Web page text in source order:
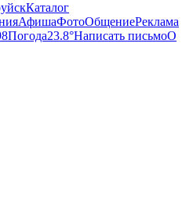
Каталог
АфишаФотоОбщениеРеклама
Погода23.8°Написать письмоО